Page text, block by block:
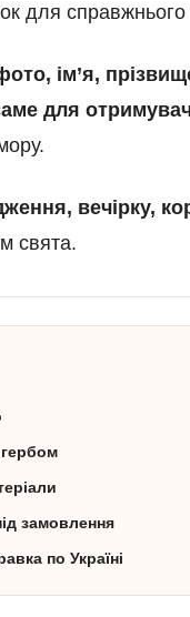
для справжнього
ім’я,
для
вечірку,
свята.
замовлення
по Україні